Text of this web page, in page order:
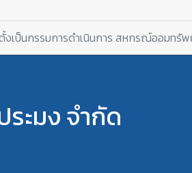
งเป็นกรรมการดำเนินการ สหกรณ์ออมทรั
ะมง จำกัด